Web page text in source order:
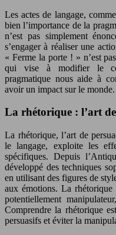
Les actes de langage,
bien l’importance de la
n’est pas simplement
s’engager à réaliser une
« Ferme la porte ! » n’est
qui vise à modifier le
pragmatique nous aide à
avoir un impact sur le monde.
La rhétorique : l’art
La rhétorique, l’art de
le langage, exploite les
spécifiques. Depuis
développé des techniques
en utilisant des figures de
aux émotions. La
potentiellement
Comprendre la rhétorique
persuasifs et éviter la